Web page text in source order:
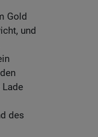
Gold
und
des